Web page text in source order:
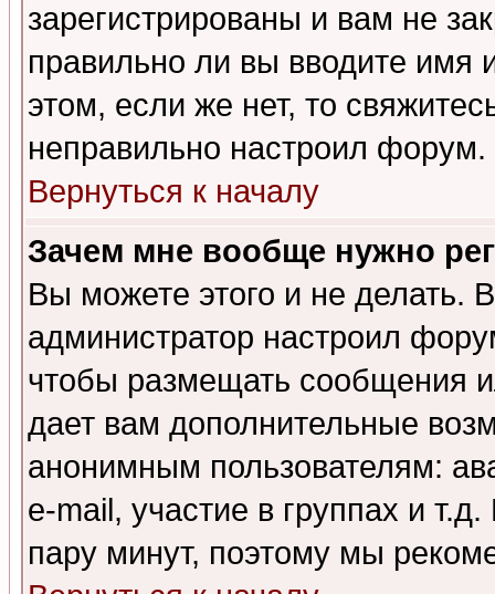
зарегистрированы и вам не
правильно ли вы вводите
этом, если же нет, то
неправильно настроил форум.
Вернуться к началу
Зачем мне вообще нужно
Вы можете этого и не делать.
администратор настроил
чтобы размещать сообщения
дает вам дополнительные
анонимным пользователям:
e-mail, участие в группах и
пару минут, поэтому мы